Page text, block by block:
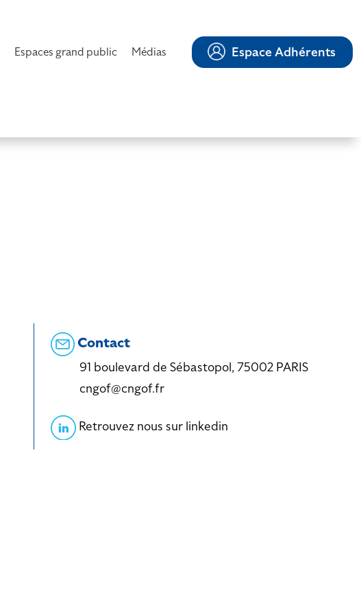
Espaces grand public Médias Espace Adhérents
Contact
91 boulevard de Sébastopol, 75002 PARIS
cngof@cngof.fr
Retrouvez nous sur linkedin